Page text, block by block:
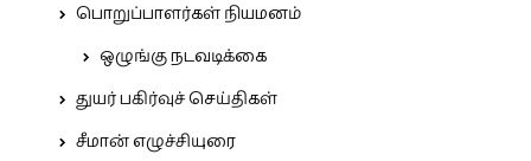
பொறுப்பாளர்கள் நியமனம்
ஒழுங்கு நடவடிக்கை
துயர் பகிர்வுச் செய்திகள்
சீமான் எழுச்சியுரை